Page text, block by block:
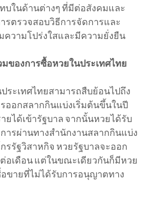
บในด้านต่างๆ ที่มีต่อสังคมและ
รตรวจสอบวิธีการจัดการและ
ความโปร่งใสและมีความยั่งยืน
ของการซื้อหวยในประเทศไทย
ระเทศไทยสามารถสืบย้อนไปถึง
ออกสลากกินแบ่งเริ่มต้นขึ้นในปี
ยได้เข้ารัฐบาล จากนั้นหวยได้รับ
รผ่านทางสำนักงานสลากกินแบ่ง
รรัฐวิสาหกิจ หวยรัฐบาลจะออก
อเดือน แต่ในขณะเดียวกันก็มีหวย
ขายที่ไม่ได้รับการอนุญาตทาง